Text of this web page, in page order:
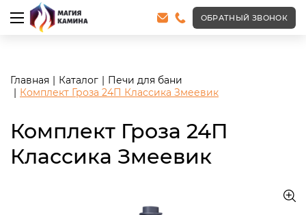
<meta name="robots" content="noindex, follow"/>
ОБРАТНЫЙ ЗВОНОК
Главная Каталог
Печи для бани
Комплект Гроза 24П Классика Змеевик
Комплект Гроза 24П
Классика Змеевик